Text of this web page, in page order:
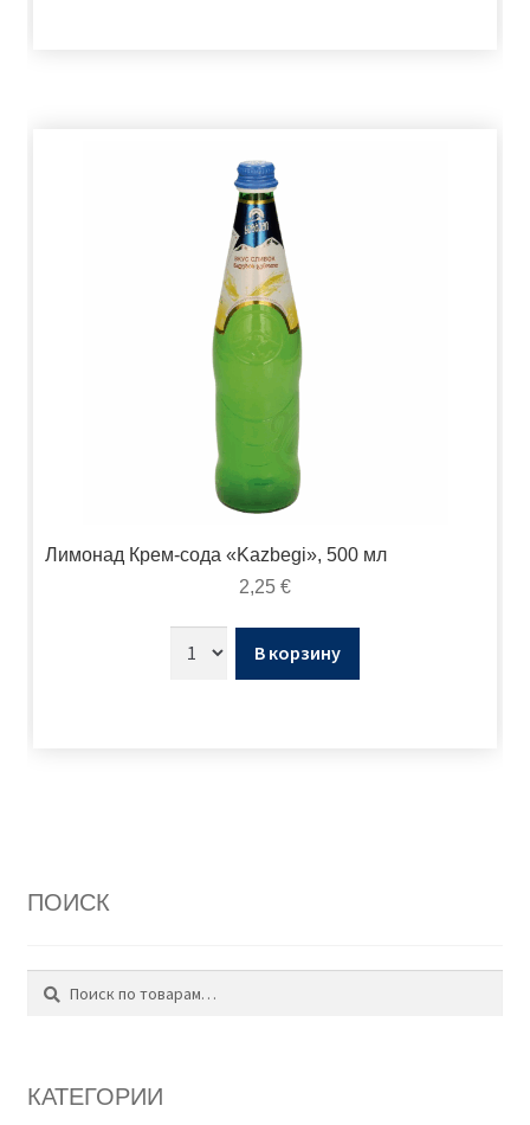
Лимонад Крем-сода «Kazbegi», 500 мл
2,25 €
В корзину
ПОИСК
Поиск
КАТЕГОРИИ